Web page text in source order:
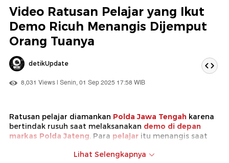
ini
Video Ratusan Pelajar yang Ikut
Demo Ricuh Menangis Dijemput
Orang Tuanya
detikUpdate
8,031 Views | Senin, 01 Sep 2025 17:58 WIB
Ratusan pelajar diamankan Polda Jawa Tengah karena
bertindak rusuh saat melaksanakan demo di depan
markas Polda Jateng. Para pelajar itu menangis saat
Lihat Selengkapnya